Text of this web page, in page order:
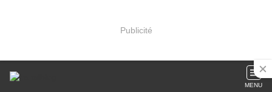
Publicité
MENU